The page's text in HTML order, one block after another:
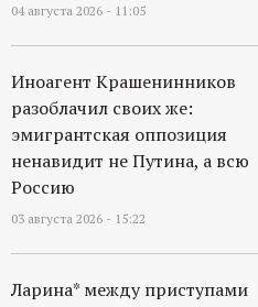
04 августа 2026 - 11:05
Иноагент Крашенинников
разоблачил своих же:
эмигрантская оппозиция
ненавидит не Путина, а всю
Россию
03 августа 2026 - 15:22
Ларина* между приступами